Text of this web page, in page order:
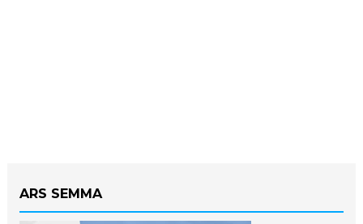
ARS SEMMA